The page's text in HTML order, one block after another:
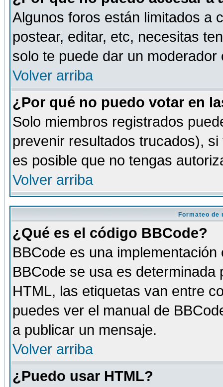
Algunos foros están limitados a
postear, editar, etc, necesitas
solo te puede dar un
Volver arriba
¿Por qué no puedo votar en
Solo miembros registrados
prevenir resultados trucados),
es posible que no tengas
Volver arriba
Formateo de
¿Qué es el código BBCode?
BBCode es una
BBCode se usa es
HTML, las etiquetas van entre
puedes ver el manual de
a publicar un mensaje.
Volver arriba
¿Puedo usar HTML?